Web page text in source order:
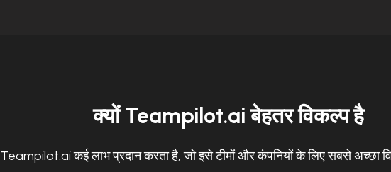
क्यों Teampilot.ai बेहतर विकल्प है
Teampilot.ai कई लाभ प्रदान करता है, जो इसे टीमों और कंपनियों के लिए सबसे अच्छा